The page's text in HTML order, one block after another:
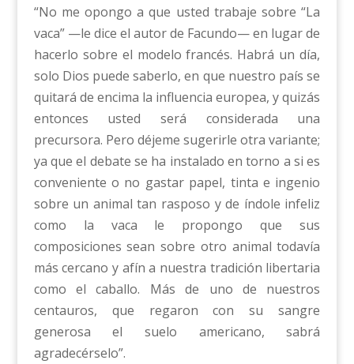
“No me opongo a que usted trabaje sobre “La
vaca” —le dice el autor de Facundo— en lugar de
hacerlo sobre el modelo francés. Habrá un día,
solo Dios puede saberlo, en que nuestro país se
quitará de encima la influencia europea, y quizás
entonces usted será considerada una
precursora. Pero déjeme sugerirle otra variante;
ya que el debate se ha instalado en torno a si es
conveniente o no gastar papel, tinta e ingenio
sobre un animal tan rasposo y de índole infeliz
como la vaca le propongo que sus
composiciones sean sobre otro animal todavía
más cercano y afín a nuestra tradición libertaria
como el caballo. Más de uno de nuestros
centauros, que regaron con su sangre
generosa el suelo americano, sabrá
agradecérselo”.